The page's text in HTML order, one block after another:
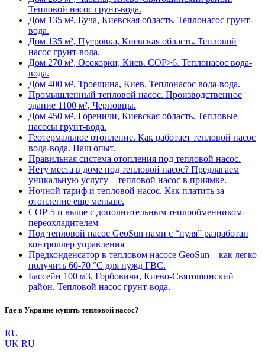
Тепловой насос грунт-вода.
Дом 135 м², Буча, Киевская область. Теплонасос грунт-
вода.
Дом 135 м², Путровка, Киевская область. Тепловой
насос грунт-вода.
Дом 270 м², Осокорки, Киев. COP>6. Теплонасос вода-
вода.
Дом 400 м², Троещина, Киев. Теплонасос вода-вода.
Промышленный тепловой насос. Производственное
здание 1100 м², Черновцы.
Дом 450 м², Гореничи, Киевская область. Тепловые
насосы грунт-вода.
Геотермальное отопление. Как работает тепловой насос
вода-вода. Наш опыт.
Правильная система отопления под тепловой насос.
Нету места в доме под тепловой насос? Предлагаем
уникальную услугу – тепловой насос в приямке.
Ночной тариф и тепловой насос. Как платить за
отопление еще меньше.
COP-5 и выше с дополнительным теплообменником-
переохладителем
Под тепловой насос GeoSun нами с “нуля” разработан
контроллер управления
Предконденсатор в тепловом насосе GeoSun – как легко
получить 60-70 °С для нужд ГВС.
Бассейн 100 м3, Горбовичи, Киево-Святошинский
район. Тепловой насос грунт-вода.
Где в Украине купить тепловой насос?
RU
UK RU